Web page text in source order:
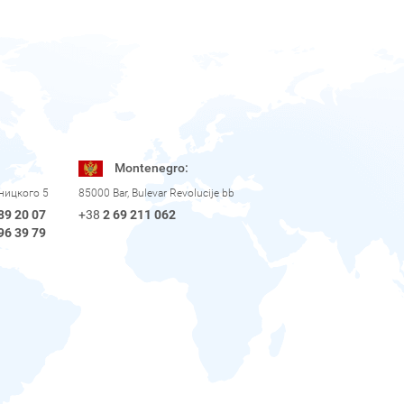
5
20 07
39 79
Montenegro:
85000 Bar, Bulevar Revolucije bb
+38 2 69 211 062